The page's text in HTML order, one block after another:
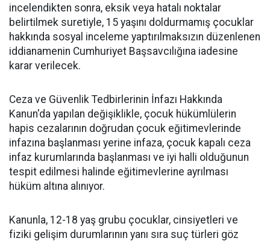
incelendikten sonra, eksik veya hatalı noktalar
belirtilmek suretiyle, 15 yaşını doldurmamış çocuklar
hakkında sosyal inceleme yaptırılmaksızın düzenlenen
iddianamenin Cumhuriyet Başsavcılığına iadesine
karar verilecek.
Ceza ve Güvenlik Tedbirlerinin İnfazı Hakkında
Kanun'da yapılan değişiklikle, çocuk hükümlülerin
hapis cezalarının doğrudan çocuk eğitimevlerinde
infazına başlanması yerine infaza, çocuk kapalı ceza
infaz kurumlarında başlanması ve iyi halli olduğunun
tespit edilmesi halinde eğitimevlerine ayrılması
hüküm altına alınıyor.
Kanunla, 12-18 yaş grubu çocuklar, cinsiyetleri ve
fiziki gelişim durumlarının yanı sıra suç türleri göz